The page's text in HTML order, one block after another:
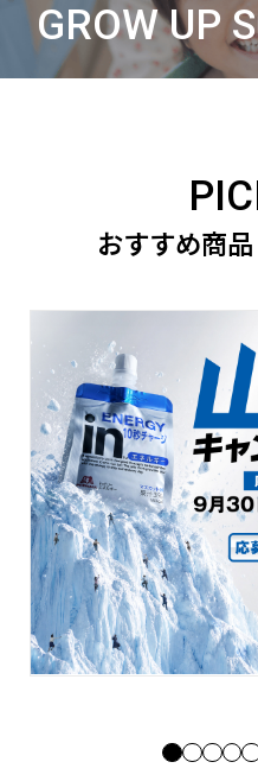
GROW UP
おすすめ商